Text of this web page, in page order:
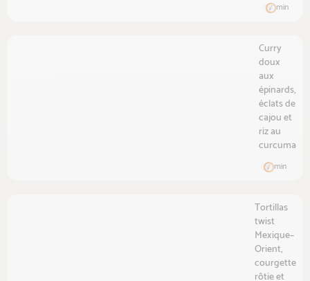
min
Curry
doux
aux
épinards,
éclats de
cajou et
riz au
curcuma
min
Tortillas
twist
Mexique–
Orient,
courgette
rôtie et